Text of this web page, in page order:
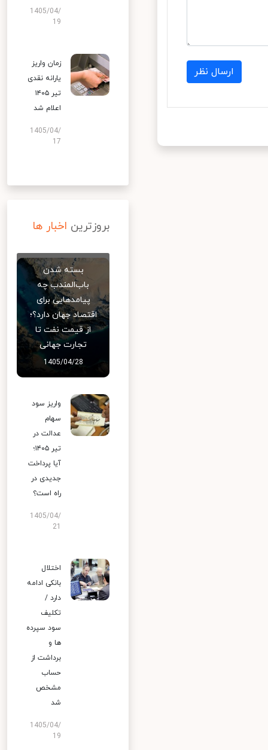
ارسال نظر
1405/04/
19
زمان واریز
یارانه نقدی
تیر ۱۴۰۵
اعلام شد
1405/04/
17
بروزترین اخبار ها
بسته شدن
باب‌المندب چه
پیامدهایی برای
اقتصاد جهان دارد؟؛
از قیمت نفت تا
تجارت جهانی
1405/04/28
واریز سود
سهام
عدالت در
تیر ۱۴۰۵؛
آیا پرداخت
جدیدی در
راه است؟
1405/04/
اختلال
بانکی ادامه
دارد /
تکلیف
سود سپرده
ها و
برداشت از
حساب
مشخص
شد
1405/04/
19